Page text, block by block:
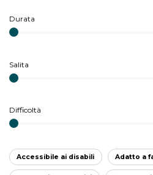
Durata
Salita
Difficoltà
Accessibile ai disabili Adatto a